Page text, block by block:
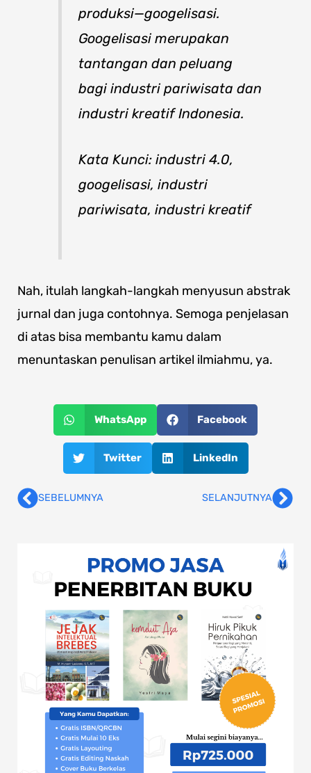
produksi—googelisasi.
Googelisasi merupakan
tantangan dan peluang
bagi industri pariwisata dan
industri kreatif Indonesia.
Kata Kunci: industri 4.0,
googelisasi, industri
pariwisata, industri kreatif
Nah, itulah langkah-langkah menyusun abstrak
jurnal dan juga contohnya. Semoga penjelasan
di atas bisa membantu kamu dalam
menuntaskan penulisan artikel ilmiahmu, ya.
WhatsApp Facebook
Twitter LinkedIn
PrevSEBELUMNYA SELANJUTNYA